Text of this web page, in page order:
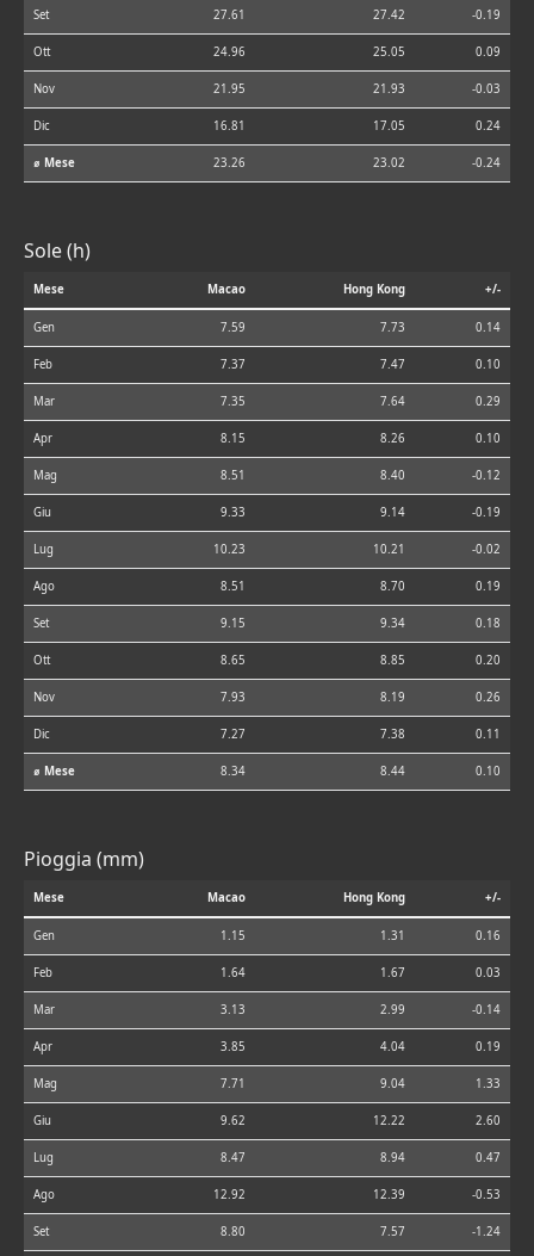
Set 27.61 27.42 -0.19
Ott 24.96 25.05 0.09
Nov 21.95 21.93 -0.03
Dic 16.81 17.05 0.24
⌀ Mese 23.26 23.02 -0.24
Sole (h)
Mese Macao Hong Kong +/-
Gen 7.59 7.73 0.14
Feb 7.37 7.47 0.10
Mar 7.35 7.64 0.29
Apr 8.15 8.26 0.10
Mag 8.51 8.40 -0.12
Giu 9.33 9.14 -0.19
Lug 10.23 10.21 -0.02
Ago 8.51 8.70 0.19
Set 9.15 9.34 0.18
Ott 8.65 8.85 0.20
Nov 7.93 8.19 0.26
Dic 7.27 7.38 0.11
⌀ Mese 8.34 8.44 0.10
Pioggia (mm)
Mese Macao Hong Kong +/-
Gen 1.15 1.31 0.16
Feb 1.64 1.67 0.03
Mar 3.13 2.99 -0.14
Apr 3.85 4.04 0.19
Mag 7.71 9.04 1.33
Giu 9.62 12.22 2.60
Lug 8.47 8.94 0.47
Ago 12.92 12.39 -0.53
Set 8.80 7.57 -1.24